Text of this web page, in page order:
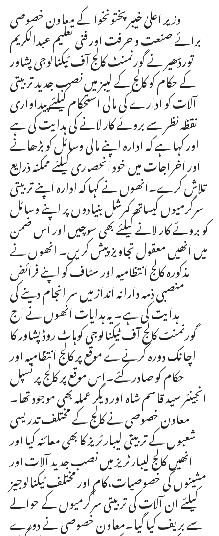
وزیر اعلیٰ خیبر پختونخوا کے معاون خصوصی
برائے صنعت و حرفت اور فنی تعلیم عبدالکریم
تورڈھیر نے گورنمنٹ کالج آف ٹیکنالوجی پشاور
کے حکام کو کالج کے لیبز میں نصب جدید تربیتی
آلات کو ادارے کی مالی استحکام کیلئے پیداواری
نقظہ نظر سے بروئے کار لانے کی ہدایت کی ہے
اور کہا ہے کہ ادارہ اپنے مالی وسائل کو بڑھانے
اور اخراجات میں خود انحصاری کیلئے ممکنہ ذرایع
تلاش کرے۔انھوں نے کہا کہ ادارہ اپنے تربیتی
سرگرمیوں کیساتھ کمرشل بنیادوں پر اپنے وسائل
کو بروئے کار لانے کیلئے بھی سوچیں اور اس ضمن
میں انھیں معقول تجاویز پیش کریں۔ انھوں نے
مذکورہ کالج انتظامیہ اور سٹاف کو اپنے فرائض
منصبی ذمہ دارانہ انداز میں سر انجام دینے کی
ہدایت کی ہے۔ یہ ہدایات انھوں نے اج
گورنمنٹ کالج آف ٹیکنالوجی کوہاٹ روڈ پشاور کا
اچانک دورہ کرنے کے موقع پر کالج انتظامیہ اور
حکام کو صادر کئے۔اس موقع پر کالج پرنسپل
انجینئر سید قاسم شاہ اور دیگر عملہ بھی موجود تھا۔
معاون خصوصی نے کالج کے مختلف تدریسی
شعبوں کے تربیتی لیبارٹریز کا بھی معائنہ کیا اور
انھیں کالج لیبارٹریز میں نصب جدید آلات اور
مشینوں کی خصوصیات،کام اور مختلف ٹیکنالوجیز
کیلئے ان آلات کی تربیتی سرگرمیوں کے حوالے
سے بریف کیا گیا۔معاون خصوصی نے دورے